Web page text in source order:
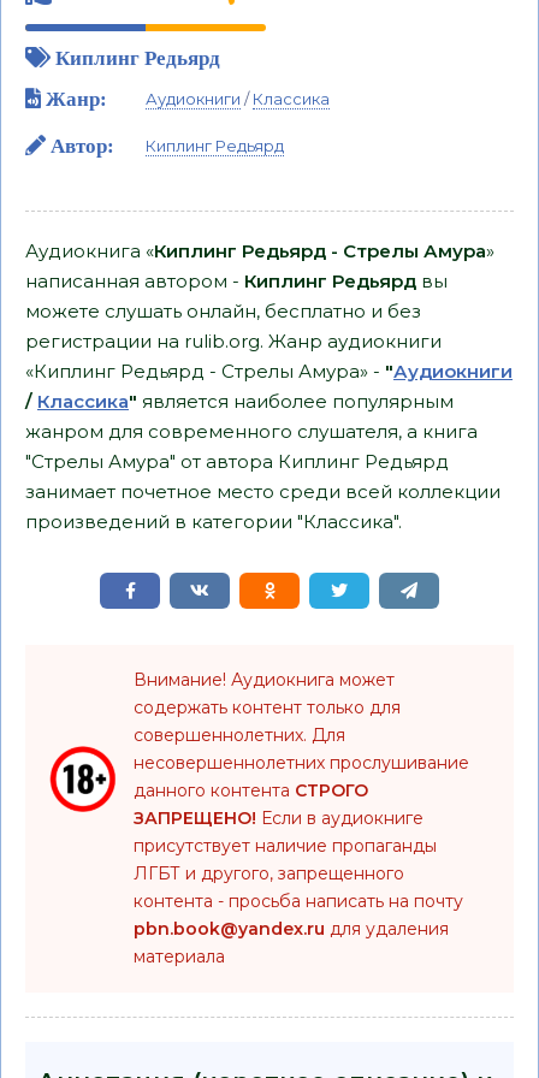
Киплинг Редьярд
Жанр:
Аудиокниги /Классика
Автор: Киплинг Редьярд
Аудиокнига «Киплинг Редьярд - Стрелы Амура»
написанная автором - Киплинг Редьярд вы
можете слушать онлайн, бесплатно и без
регистрации на rulib.org. Жанр аудиокниги
«Киплинг Редьярд - Стрелы Амура» - "Аудиокниги
/ Классика" является наиболее популярным
жанром для современного слушателя, а книга
"Стрелы Амура" от автора Киплинг Редьярд
занимает почетное место среди всей коллекции
произведений в категории "Классика".
Внимание! Аудиокнига может
содержать контент только для
совершеннолетних. Для
несовершеннолетних прослушивание
данного контента СТРОГО
ЗАПРЕЩЕНО! Если в аудиокниге
присутствует наличие пропаганды
ЛГБТ и другого, запрещенного
контента - просьба написать на почту
pbn.book@yandex.ru для удаления
материала